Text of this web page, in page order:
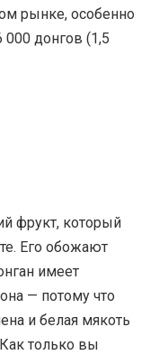
рынке, особенно
донгов (1,5
фрукт, который
Его обожают
имеет
— потому что
и белая мякоть
только вы